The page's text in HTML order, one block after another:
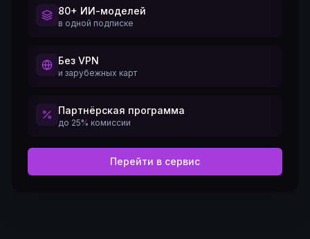
80+ ИИ-моделей
в одной подписке
Без VPN
и зарубежных карт
Партнёрская программа
до 25% комиссии
Перейти в сервис